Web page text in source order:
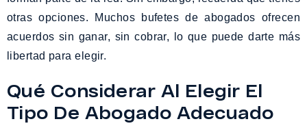
otras opciones. Muchos bufetes de abogados ofrecen
acuerdos sin ganar, sin cobrar, lo que puede darte más
libertad para elegir.
Qué Considerar Al Elegir El
Tipo De Abogado Adecuado